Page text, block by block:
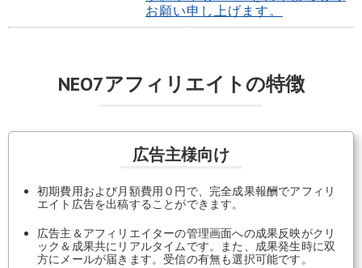
お願い申し上げます。
NEO7アフィリエイトの特徴
広告主様向け
初期費用および月額費用０円で、完全成果報酬でアフィリ
エイト広告を出稿することができます。
広告主＆アフィリエイターの管理画面への成果反映がクリ
ック＆成果共にリアルタイムです。また、成果発生時に双
方にメールが届きます。受信の有無も選択可能です。